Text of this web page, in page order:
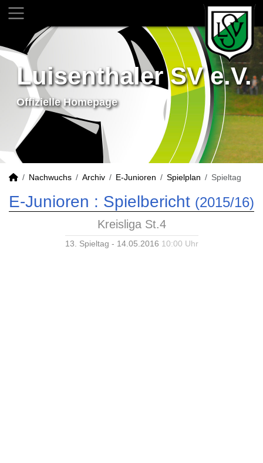
Luisenthaler SV e.V.
Offizielle Homepage
Nachwuchs Archiv E-Junioren Spielplan Spieltag
E-Junioren : Spielbericht (2015/16)
Kreisliga St.4
13. Spieltag - 14.05.2016 10:00 Uhr